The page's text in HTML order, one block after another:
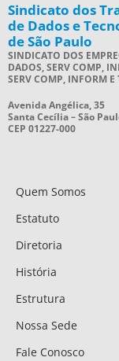
Sindicato dos
de Dados e
de São Paulo
SINDICATO DOS
DADOS, SERV COMP,
SERV COMP, INFORM
Avenida Angélica, 35
Santa Cecília – São
CEP 01227-000
Quem Somos
Estatuto
Diretoria
História
Estrutura
Nossa Sede
Fale Conosco